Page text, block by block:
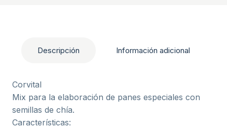
Descripción Información adicional
Corvital
Mix para la elaboración de panes especiales con
semillas de chía.
Características: